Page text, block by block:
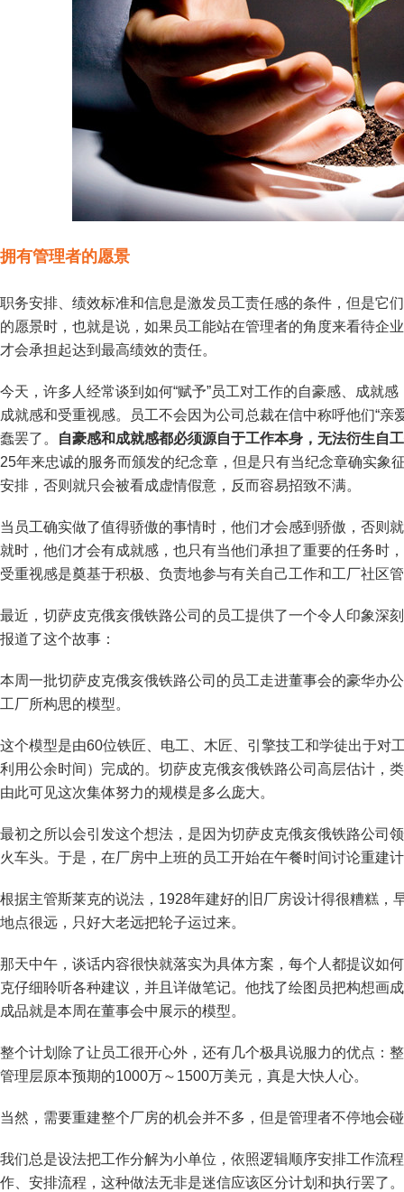
拥有管理者的愿景
职务安排、绩效标准和信息是激发员工责任感的条件，但是它
的愿景时，也就是说，如果员工能站在管理者的角度来看待企
才会承担起达到最高绩效的责任。
今天，许多人经常谈到如何“赋予”员工对工作的自豪感、成就
成就感和受重视感。员工不会因为公司总裁在信中称呼他们“
蠢罢了。
自豪感和成就感都必须源自于工作本身，无法衍生自
25年来忠诚的服务而颁发的纪念章，但是只有当纪念章确实象
安排，否则就只会被看成虚情假意，反而容易招致不满。
当员工确实做了值得骄傲的事情时，他们才会感到骄傲，否则
就时，他们才会有成就感，也只有当他们承担了重要的任务时
受重视感是奠基于积极、负责地参与有关自己工作和工厂社区
最近，切萨皮克俄亥俄铁路公司的员工提供了一个令人印象深
报道了这个故事：
本周一批切萨皮克俄亥俄铁路公司的员工走进董事会的豪华办
工厂所构思的模型。
这个模型是由60位铁匠、电工、木匠、引擎技工和学徒出于对
利用公余时间）完成的。切萨皮克俄亥俄铁路公司高层估计，
由此可见这次集体努力的规模是多么庞大。
最初之所以会引发这个想法，是因为切萨皮克俄亥俄铁路公司
火车头。于是，在厂房中上班的员工开始在午餐时间讨论重建
根据主管斯莱克的说法，1928年建好的旧厂房设计得很糟糕，
地点很远，只好大老远把轮子运过来。
那天中午，谈话内容很快就落实为具体方案，每个人都提议如
克仔细聆听各种建议，并且详做笔记。他找了绘图员把构想画
成品就是本周在董事会中展示的模型。
整个计划除了让员工很开心外，还有几个极具说服力的优点：
管理层原本预期的1000万～1500万美元，真是大快人心。
当然，需要重建整个厂房的机会并不多，但是管理者不停地会
我们总是设法把工作分解为小单位，依照逻辑顺序安排工作流
作、安排流程，这种做法无非是迷信应该区分计划和执行罢了